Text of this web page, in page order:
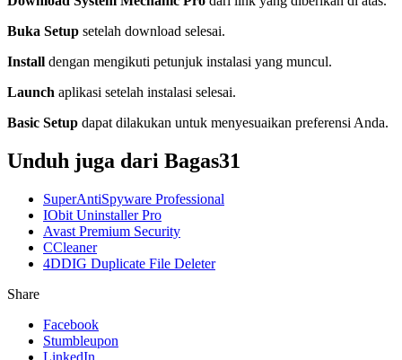
Buka Setup setelah download selesai.
Install dengan mengikuti petunjuk instalasi yang muncul.
Launch aplikasi setelah instalasi selesai.
Basic Setup dapat dilakukan untuk menyesuaikan preferensi Anda.
Unduh juga dari Bagas31
SuperAntiSpyware Professional
IObit Uninstaller Pro
Avast Premium Security
CCleaner
4DDIG Duplicate File Deleter
Share
Facebook
Stumbleupon
LinkedIn